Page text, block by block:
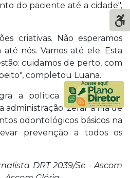
do paciente até a cidade",
criativas. Não esperamos
nós. Vamos até ele. Esta
cuidamos de perto, com
completou Luana.
a política municipal de
administração: zerar a fila de
odontológicos básicos na
prevenção a todos os
DRT 2039/Se - Ascom